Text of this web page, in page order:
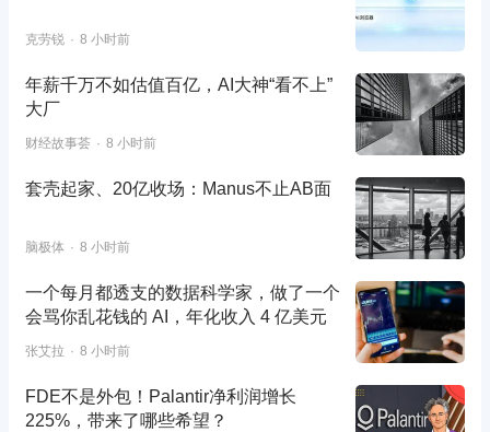
克劳锐 8 小时前
年薪千万不如估值百亿，AI大神“看不上”
大厂
财经故事荟 8 小时前
套壳起家、20亿收场：Manus不止AB面
脑极体 8 小时前
一个每月都透支的数据科学家，做了一个
会骂你乱花钱的 AI，年化收入 4 亿美元
张艾拉 8 小时前
FDE不是外包！Palantir净利润增长
225%，带来了哪些希望？